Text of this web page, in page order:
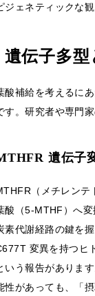
ジェネティックな
遺伝子多
酸補給を考えるに
す。研究者や専門
遺伝子
（メチレンテ
酸（5-MTHF）へ
素代謝経路の鍵を握
変異を持つヒ
いう報告があります
性があっても、「